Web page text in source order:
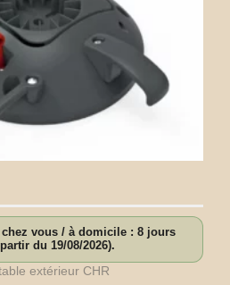
vous / à domicile : 8 jours
du 19/08/2026).
extérieur CHR